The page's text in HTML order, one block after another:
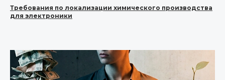
Требования по локализации химического производства
для электроники